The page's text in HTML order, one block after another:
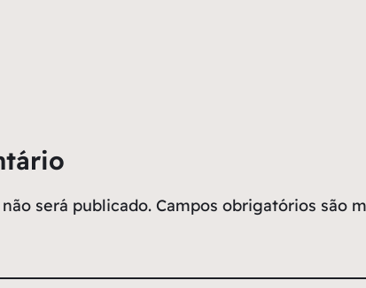
será publicado. Campos obrigatórios são